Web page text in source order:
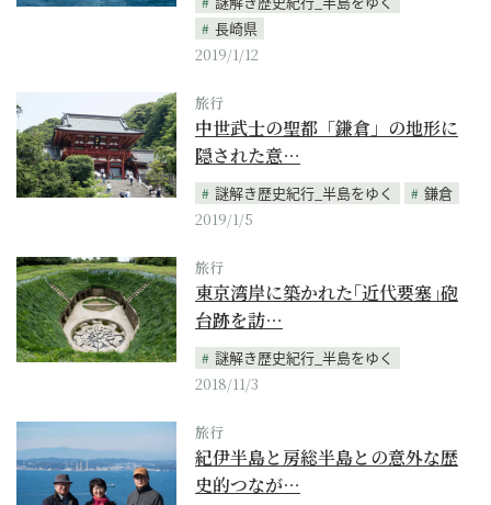
長崎県
2019/1/12
旅行
中世武士の聖都「鎌倉」の地形に
隠された意…
謎解き歴史紀行_半島をゆく
鎌倉
2019/1/5
旅行
東京湾岸に築かれた｢近代要塞｣砲
台跡を訪…
謎解き歴史紀行_半島をゆく
2018/11/3
旅行
紀伊半島と房総半島との意外な歴
史的つなが…